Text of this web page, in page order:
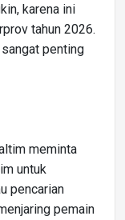
karena ini
tahun 2026.
penting
meminta
untuk
pencarian
pemain